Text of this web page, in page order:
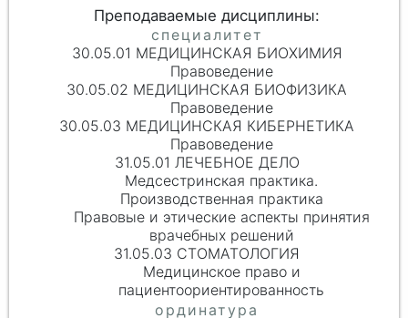
30.05.01 МЕДИЦИНСКАЯ БИОХИМИЯ
Правоведение
30.05.02 МЕДИЦИНСКАЯ БИОФИЗИКА
Правоведение
30.05.03 МЕДИЦИНСКАЯ КИБЕРНЕТИКА
Правоведение
31.05.01 ЛЕЧЕБНОЕ ДЕЛО
Медсестринская практика.
Производственная практика
Правовые и этические аспекты принятия
врачебных решений
31.05.03 СТОМАТОЛОГИЯ
Медицинское право и
пациентоориентированность